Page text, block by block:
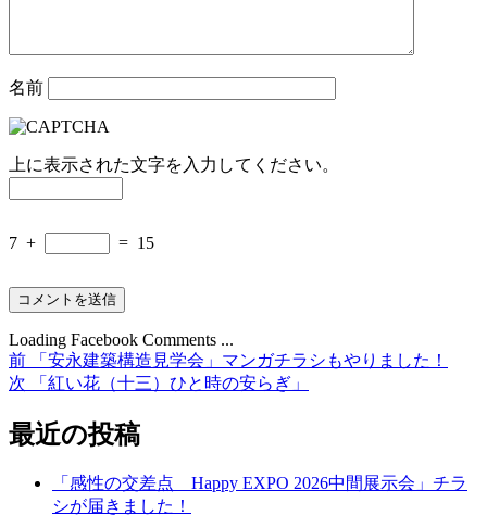
名前
上に表示された文字を入力してください。
7 + = 15
Loading Facebook Comments ...
投
稿
ナ
前
前
の
稿:
「安永建築構造見学会」マンガチラシもやりました！
次
次
投
稿:
「紅い花（十三）ひと時の安らぎ」
最近の投稿
「感性の交差点 Happy EXPO 2026中間展示会」チラ
シが届きました！